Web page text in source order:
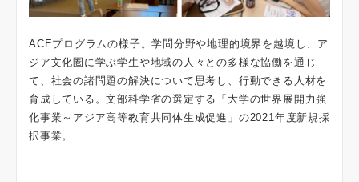
ACEプログラムの様子。学問分野や地理的境界を越境し、ア
ジア文化圏に学ぶ学生や地域の人々との多様な協働を通じ
て、社会の諸問題の解決について思考し、行動できる人材を
育成している。文部科学省の選定する「大学の世界展開力強
化事業～アジア高等教育共同体生成促進」の2021年度新規採
択事業。